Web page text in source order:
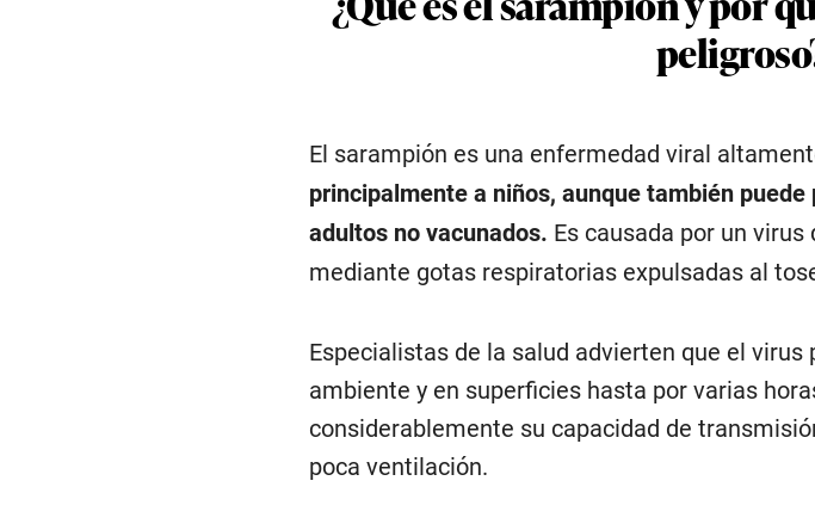
El sarampión es una enfermedad viral
principalmente a niños, aunque también
adultos no vacunados. Es causada por un
mediante gotas respiratorias expulsadas al
Especialistas de la salud advierten que el
ambiente y en superficies hasta por varias
considerablemente su capacidad de
poca ventilación.